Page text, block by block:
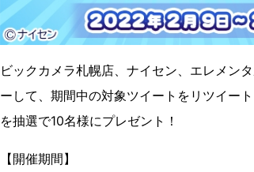
ビックカメラ札幌店、ナイセン、エレメン
ーして、期間中の対象ツイートをリツイー
を抽選で10名様にプレゼント！
【開催期間】